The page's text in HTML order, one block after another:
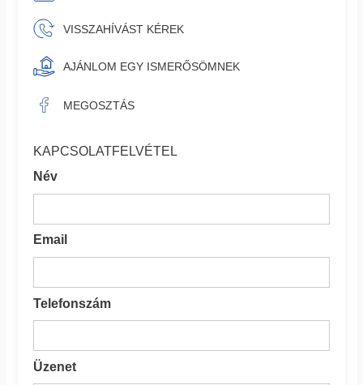
VISSZAHÍVÁST KÉREK
AJÁNLOM EGY ISMERŐSÖMNEK
MEGOSZTÁS
KAPCSOLATFELVÉTEL
Név
Email
Telefonszám
Üzenet